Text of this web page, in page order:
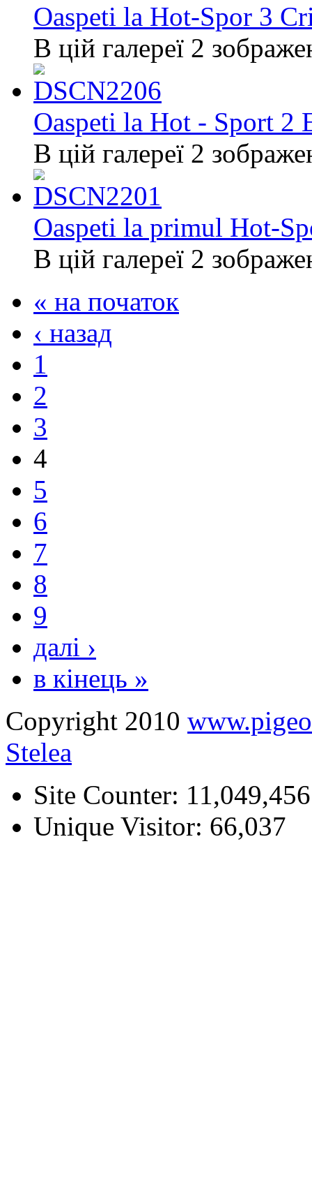
Oaspeti la Hot-Spor 3
В цій галереї 2
Oaspeti la Hot - Sport 2
В цій галереї 2
Oaspeti la primul Hot-
В цій галереї 2
« на початок
‹ назад
1
2
3
4
5
6
7
8
9
далі ›
в кінець »
Copyright 2010
Stelea
Site Counter: 11,049,456
Unique Visitor: 66,037